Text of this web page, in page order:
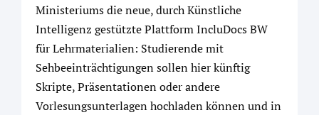
Ministeriums die neue, durch Künstliche
Intelligenz gestützte Plattform IncluDocs BW
für Lehrmaterialien: Studierende mit
Sehbeeinträchtigungen sollen hier künftig
Skripte, Präsentationen oder andere
Vorlesungsunterlagen hochladen können und in